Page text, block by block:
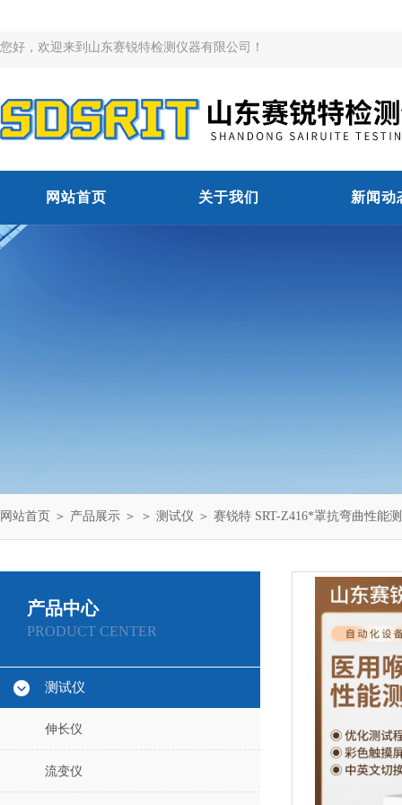
您好，欢迎来到山东赛锐特检测仪器有限公司！
网站首页 关于我们 新闻动
网站首页 ＞ 产品展示 ＞ ＞ 测试仪 ＞ 赛锐特 SRT-Z416*罩抗弯曲性能
产品中心
PRODUCT CENTER
测试仪
伸长仪
流变仪